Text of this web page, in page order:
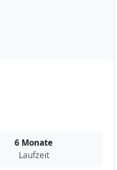
6 Monate
Laufzeit